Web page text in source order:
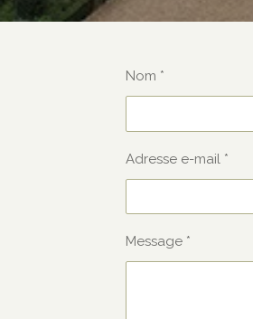
Nom *
Adresse e-mail *
Message *